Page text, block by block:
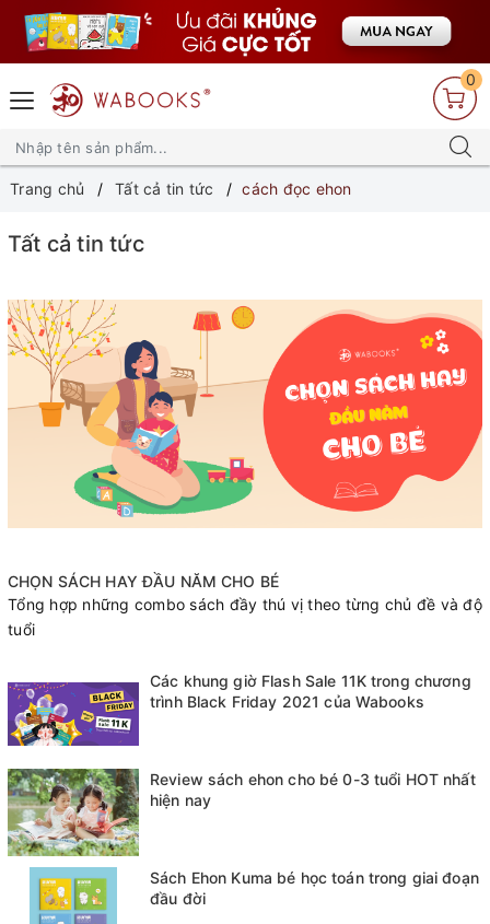
0
Trang chủ Tất cả tin tức cách đọc ehon
Tất cả tin tức
CHỌN SÁCH HAY ĐẦU NĂM CHO BÉ
Tổng hợp những combo sách đầy thú vị theo từng chủ đề và độ
tuổi
Các khung giờ Flash Sale 11K trong chương
trình Black Friday 2021 của Wabooks
Review sách ehon cho bé 0-3 tuổi HOT nhất
hiện nay
Sách Ehon Kuma bé học toán trong giai đoạn
đầu đời